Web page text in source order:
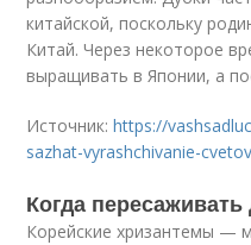
китайской, поскольку
Китай. Через некоторое
выращивать в Японии, а
Источник:https://
sazhat-vyrashchivanie-
Когда
Корейские хризантемы —